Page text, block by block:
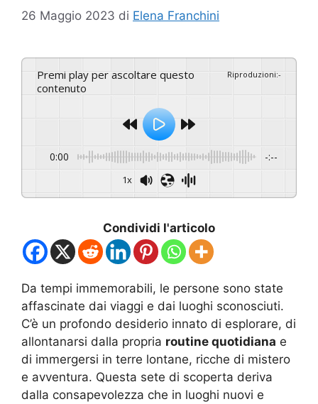
26 Maggio 2023 di Elena Franchini
Premi play per ascoltare questo
contenuto
Riproduzioni:-
0:00 -:--
1x
Condividi l'articolo
Da tempi immemorabili, le persone sono state
affascinate dai viaggi e dai luoghi sconosciuti.
C’è un profondo desiderio innato di esplorare, di
allontanarsi dalla propria routine quotidiana e
di immergersi in terre lontane, ricche di mistero
e avventura. Questa sete di scoperta deriva
dalla consapevolezza che in luoghi nuovi e